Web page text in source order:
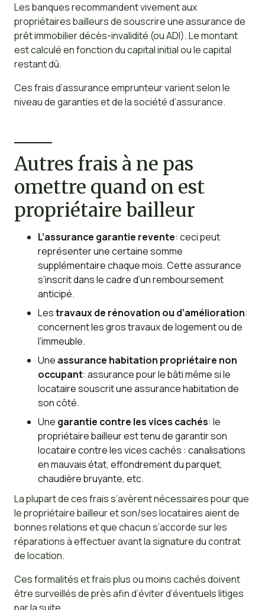
Les banques recommandent vivement aux
propriétaires bailleurs de souscrire une assurance de
prêt immobilier décès-invalidité (ou ADI). Le montant
est calculé en fonction du capital initial ou le capital
restant dû.
Ces frais d’assurance emprunteur varient selon le
niveau de garanties et de la société d’assurance.
Autres frais à ne pas
omettre quand on est
propriétaire bailleur
L’assurance garantie revente: ceci peut
représenter une certaine somme
supplémentaire chaque mois. Cette assurance
s’inscrit dans le cadre d’un remboursement
anticipé.
Lestravaux de rénovation ou d’amélioration:
concernent les gros travaux de logement ou de
l’immeuble.
Une assurance habitation propriétaire non
occupant: assurance pour le bâti même si le
locataire souscrit une assurance habitation de
son côté.
Une garantie contre les vices cachés: le
propriétaire bailleur est tenu de garantir son
locataire contre les vices cachés : canalisations
en mauvais état, effondrement du parquet,
chaudière bruyante, etc.
La plupart de ces frais s’avèrent nécessaires pour que
le propriétaire bailleur et son/ses locataires aient de
bonnes relations et que chacun s’accorde sur les
réparations à effectuer avant la signature du contrat
de location.
Ces formalités et frais plus ou moins cachés doivent
être surveillés de près afin d’éviter d’éventuels litiges